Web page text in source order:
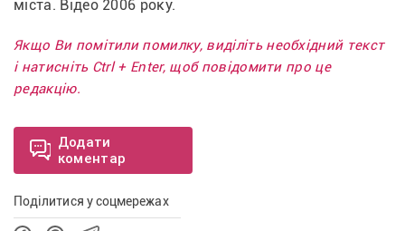
міста. Відео 2006 року.
Якщо Ви помітили помилку, виділіть необхідний текст
і натисніть Ctrl + Enter, щоб повідомити про це
редакцію.
Додати
коментар
Поділитися у соцмережах